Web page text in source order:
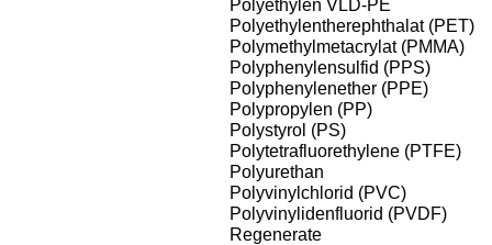
Polyethylen VLD-PE
Polyethylentherephthalat (PET)
Polymethylmetacrylat (PMMA)
Polyphenylensulfid (PPS)
Polyphenylenether (PPE)
Polypropylen (PP)
Polystyrol (PS)
Polytetrafluorethylene (PTFE)
Polyurethan
Polyvinylchlorid (PVC)
Polyvinylidenfluorid (PVDF)
Regenerate